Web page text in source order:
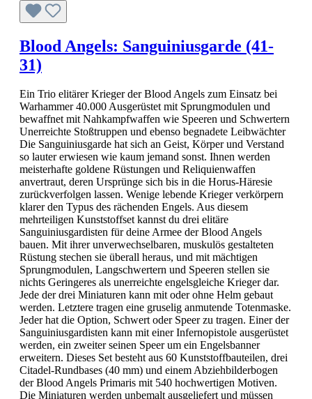
Blood Angels: Sanguiniusgarde (41-
31)
Ein Trio elitärer Krieger der Blood Angels zum Einsatz bei
Warhammer 40.000 Ausgerüstet mit Sprungmodulen und
bewaffnet mit Nahkampfwaffen wie Speeren und Schwertern
Unerreichte Stoßtruppen und ebenso begnadete Leibwächter
Die Sanguiniusgarde hat sich an Geist, Körper und Verstand
so lauter erwiesen wie kaum jemand sonst. Ihnen werden
meisterhafte goldene Rüstungen und Reliquienwaffen
anvertraut, deren Ursprünge sich bis in die Horus-Häresie
zurückverfolgen lassen. Wenige lebende Krieger verkörpern
klarer den Typus des rächenden Engels. Aus diesem
mehrteiligen Kunststoffset kannst du drei elitäre
Sanguiniusgardisten für deine Armee der Blood Angels
bauen. Mit ihrer unverwechselbaren, muskulös gestalteten
Rüstung stechen sie überall heraus, und mit mächtigen
Sprungmodulen, Langschwertern und Speeren stellen sie
nichts Geringeres als unerreichte engelsgleiche Krieger dar.
Jede der drei Miniaturen kann mit oder ohne Helm gebaut
werden. Letztere tragen eine gruselig anmutende Totenmaske.
Jeder hat die Option, Schwert oder Speer zu tragen. Einer der
Sanguiniusgardisten kann mit einer Infernopistole ausgerüstet
werden, ein zweiter seinen Speer um ein Engelsbanner
erweitern. Dieses Set besteht aus 60 Kunststoffbauteilen, drei
Citadel-Rundbases (40 mm) und einem Abziehbilderbogen
der Blood Angels Primaris mit 540 hochwertigen Motiven.
Die Miniaturen werden unbemalt ausgeliefert und müssen